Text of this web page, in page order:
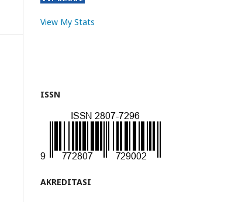
View My Stats
ISSN
AKREDITASI